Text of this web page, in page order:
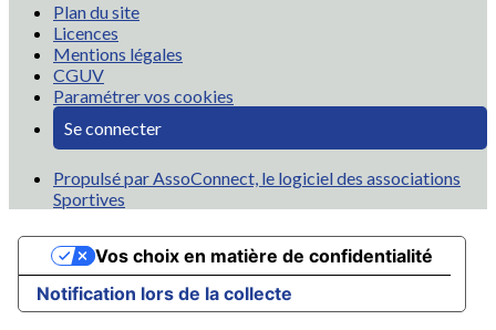
Plan du site
Licences
Mentions légales
CGUV
Paramétrer vos cookies
Se connecter
Propulsé par AssoConnect, le logiciel des associations
Sportives
Notification lors de la collecte
Vos choix en matière de confidentialité